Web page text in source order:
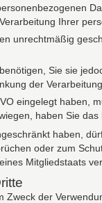
Ihrer
unrechtmäßig
Sie sie
der
eingelegt haben,
haben Sie
haben,
oder zum
Mitgliedstaats
der